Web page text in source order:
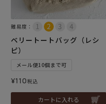
難易度：
ベリートートバッグ（レシ
ピ）
メール便10個まで可
¥110税込
カートに入れる